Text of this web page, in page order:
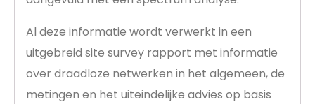
Al deze informatie wordt verwerkt in een
uitgebreid site survey rapport met informatie
over draadloze netwerken in het algemeen, de
metingen en het uiteindelijke advies op basis